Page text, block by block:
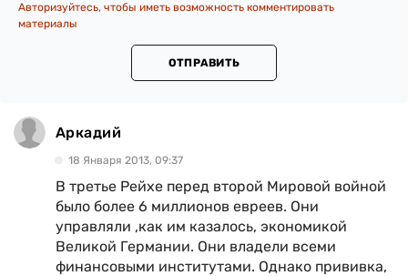
Авторизуйтесь, чтобы иметь возможность комментировать
материалы
ОТПРАВИТЬ
Аркадий
18 Января 2013, 09:37
В третье Рейхе перед второй Мировой войной
было более 6 миллионов евреев. Они
управляли ,как им казалось, экономикой
Великой Германии. Они владели всеми
финансовыми институтами. Однако прививка,